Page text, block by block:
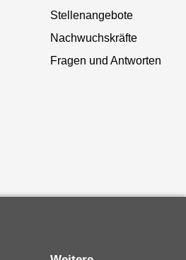
Stellenangebote
Nachwuchskräfte
Fragen und Antworten